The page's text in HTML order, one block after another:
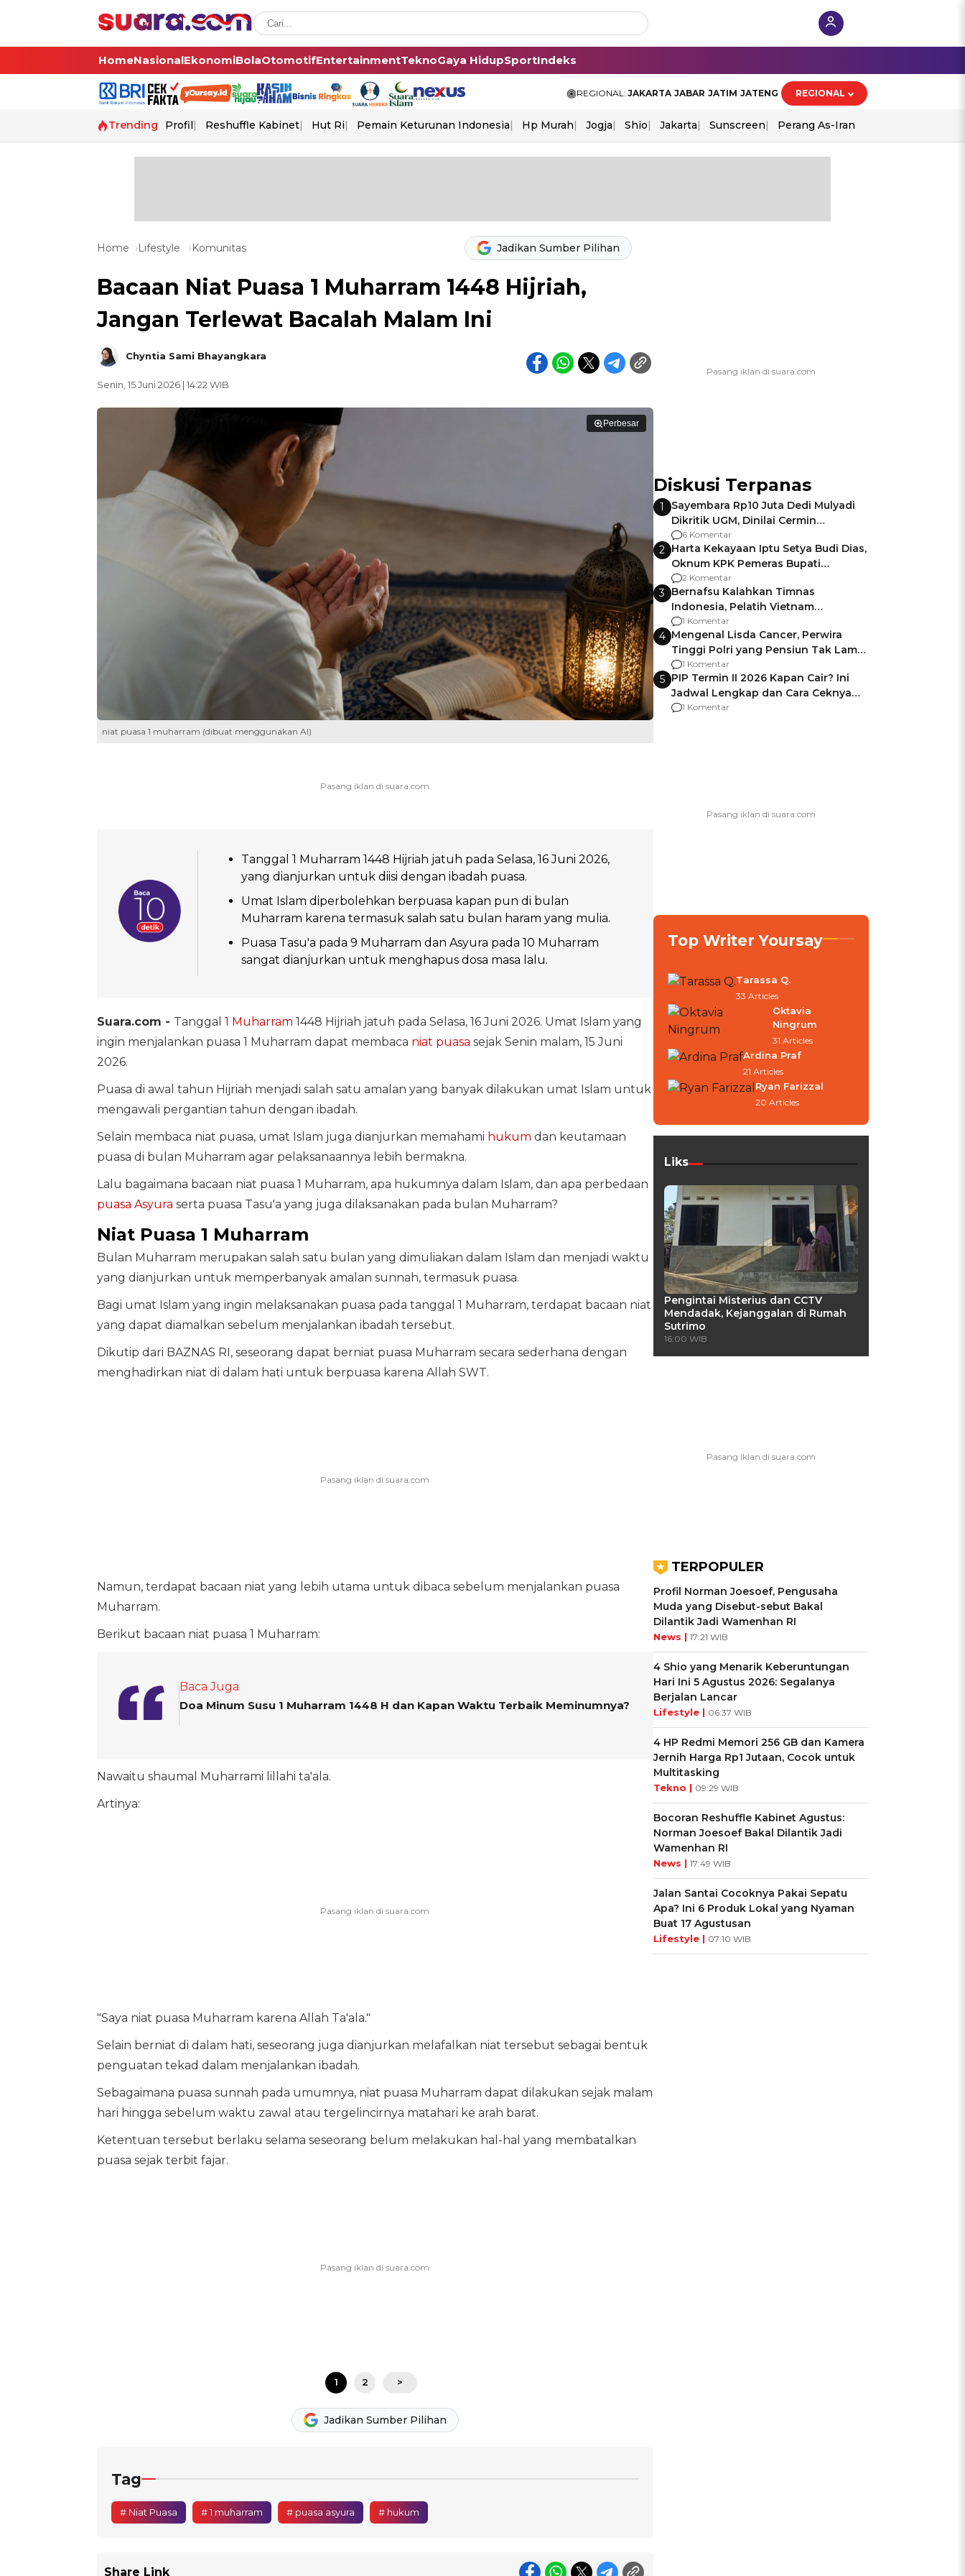
HomeNasionalEkonomiBolaOtomotifEntertainmentTeknoGaya HidupSportIndeks
REGIONAL: JAKARTA JABAR JATIM JATENG REGIONAL
Trending Profil Reshuffle Kabinet Hut Ri Pemain Keturunan Indonesia Hp Murah Jogja Shio Jakarta Sunscreen Perang As-Iran
Home Lifestyle Komunitas Jadikan Sumber Pilihan
Bacaan Niat Puasa 1 Muharram 1448 Hijriah,
Jangan Terlewat Bacalah Malam Ini
Chyntia Sami Bhayangkara
Senin, 15 Juni 2026 | 14:22 WIB
Perbesar
niat puasa 1 muharram (dibuat menggunakan AI)
Tanggal 1 Muharram 1448 Hijriah jatuh pada Selasa, 16 Juni 2026,
yang dianjurkan untuk diisi dengan ibadah puasa.
Umat Islam diperbolehkan berpuasa kapan pun di bulan
Muharram karena termasuk salah satu bulan haram yang mulia.
Puasa Tasu'a pada 9 Muharram dan Asyura pada 10 Muharram
sangat dianjurkan untuk menghapus dosa masa lalu.
Suara.com - Tanggal 1 Muharram 1448 Hijriah jatuh pada Selasa, 16 Juni 2026. Umat Islam yang
ingin menjalankan puasa 1 Muharram dapat membaca niat puasa sejak Senin malam, 15 Juni
2026.
Puasa di awal tahun Hijriah menjadi salah satu amalan yang banyak dilakukan umat Islam untuk
mengawali pergantian tahun dengan ibadah.
Selain membaca niat puasa, umat Islam juga dianjurkan memahami hukum dan keutamaan
puasa di bulan Muharram agar pelaksanaannya lebih bermakna.
Lalu bagaimana bacaan niat puasa 1 Muharram, apa hukumnya dalam Islam, dan apa perbedaan
puasa Asyura serta puasa Tasu'a yang juga dilaksanakan pada bulan Muharram?
Niat Puasa 1 Muharram
Bulan Muharram merupakan salah satu bulan yang dimuliakan dalam Islam dan menjadi waktu
yang dianjurkan untuk memperbanyak amalan sunnah, termasuk puasa.
Bagi umat Islam yang ingin melaksanakan puasa pada tanggal 1 Muharram, terdapat bacaan niat
yang dapat diamalkan sebelum menjalankan ibadah tersebut.
Dikutip dari BAZNAS RI, seseorang dapat berniat puasa Muharram secara sederhana dengan
menghadirkan niat di dalam hati untuk berpuasa karena Allah SWT.
Namun, terdapat bacaan niat yang lebih utama untuk dibaca sebelum menjalankan puasa
Muharram.
Berikut bacaan niat puasa 1 Muharram:
Baca Juga
Doa Minum Susu 1 Muharram 1448 H dan Kapan Waktu Terbaik Meminumnya?
Nawaitu shaumal Muharrami lillahi ta'ala.
Artinya:
"Saya niat puasa Muharram karena Allah Ta'ala."
Selain berniat di dalam hati, seseorang juga dianjurkan melafalkan niat tersebut sebagai bentuk
penguatan tekad dalam menjalankan ibadah.
Sebagaimana puasa sunnah pada umumnya, niat puasa Muharram dapat dilakukan sejak malam
hari hingga sebelum waktu zawal atau tergelincirnya matahari ke arah barat.
Ketentuan tersebut berlaku selama seseorang belum melakukan hal-hal yang membatalkan
puasa sejak terbit fajar.
1 2 >
Jadikan Sumber Pilihan
Tag
# Niat Puasa # 1 muharram # puasa asyura # hukum
Share Link
Diskusi Terpanas
1
Sayembara Rp10 Juta Dedi Mulyadi
Dikritik UGM, Dinilai Cermin
Gagalnya Negara Jamin Keamanan
6 Komentar
2 Harta Kekayaan Iptu Setya Budi Dias,
Oknum KPK Pemeras Bupati
Pemalang
2 Komentar
3 Bernafsu Kalahkan Timnas
Indonesia, Pelatih Vietnam
Berencana Pakai Jimat di Pakansari
1 Komentar
4 Mengenal Lisda Cancer, Perwira
Tinggi Polri yang Pensiun Tak Lama
Usai Jadi Brigjen
1 Komentar
5 PIP Termin II 2026 Kapan Cair? Ini
Jadwal Lengkap dan Cara Ceknya
agar Dana Tidak Hangus!
1 Komentar
Top Writer Yoursay
Tarassa Q.
33 Articles
Oktavia
Ningrum
31 Articles
Ardina Praf
21 Articles
Ryan Farizzal
20 Articles
Liks
Pengintai Misterius dan CCTV
Mendadak, Kejanggalan di Rumah
Sutrimo
16:00 WIB
TERPOPULER
Profil Norman Joesoef, Pengusaha
Muda yang Disebut-sebut Bakal
Dilantik Jadi Wamenhan RI
News | 17:21 WIB
4 Shio yang Menarik Keberuntungan
Hari Ini 5 Agustus 2026: Segalanya
Berjalan Lancar
Lifestyle | 06:37 WIB
4 HP Redmi Memori 256 GB dan Kamera
Jernih Harga Rp1 Jutaan, Cocok untuk
Multitasking
Tekno | 09:29 WIB
Bocoran Reshuffle Kabinet Agustus:
Norman Joesoef Bakal Dilantik Jadi
Wamenhan RI
News | 17:49 WIB
Jalan Santai Cocoknya Pakai Sepatu
Apa? Ini 6 Produk Lokal yang Nyaman
Buat 17 Agustusan
Lifestyle | 07:10 WIB